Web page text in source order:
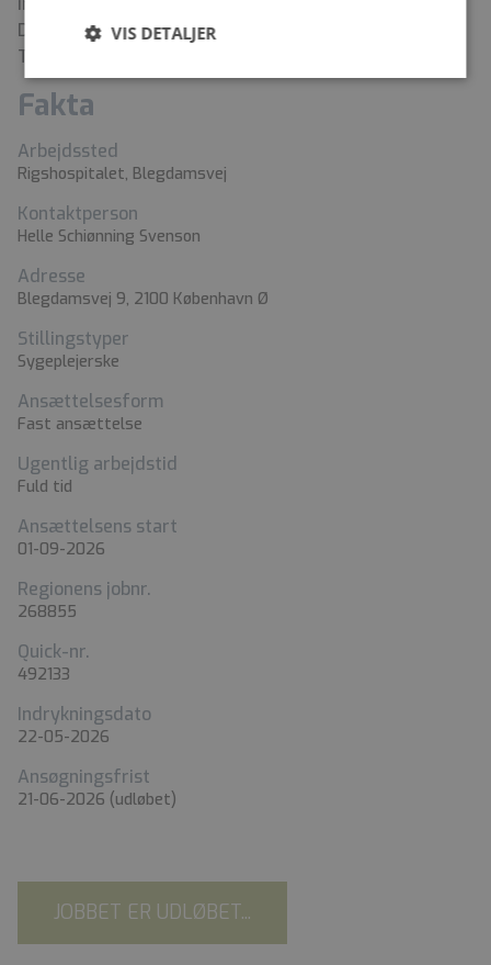
Dansk Sygeplejeråd og Regionernes Lønnings- og
Takstnævn.
Fakta
Arbejdssted
Rigshospitalet, Blegdamsvej
Kontaktperson
Helle Schiønning Svenson
Adresse
Blegdamsvej 9, 2100 København Ø
Stillingstyper
Sygeplejerske
Ansættelsesform
Fast ansættelse
Ugentlig arbejdstid
Fuld tid
Ansættelsens start
01-09-2026
Regionens jobnr.
268855
Quick-nr.
492133
Indrykningsdato
22-05-2026
Ansøgningsfrist
21-06-2026 (udløbet)
JOBBET ER UDLØBET...
VIS DETALJER